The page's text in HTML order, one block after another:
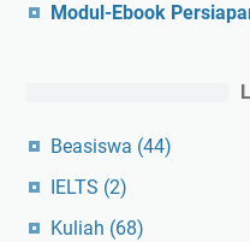
Modul-Ebook
Beasiswa (44)
IELTS (2)
Kuliah (68)